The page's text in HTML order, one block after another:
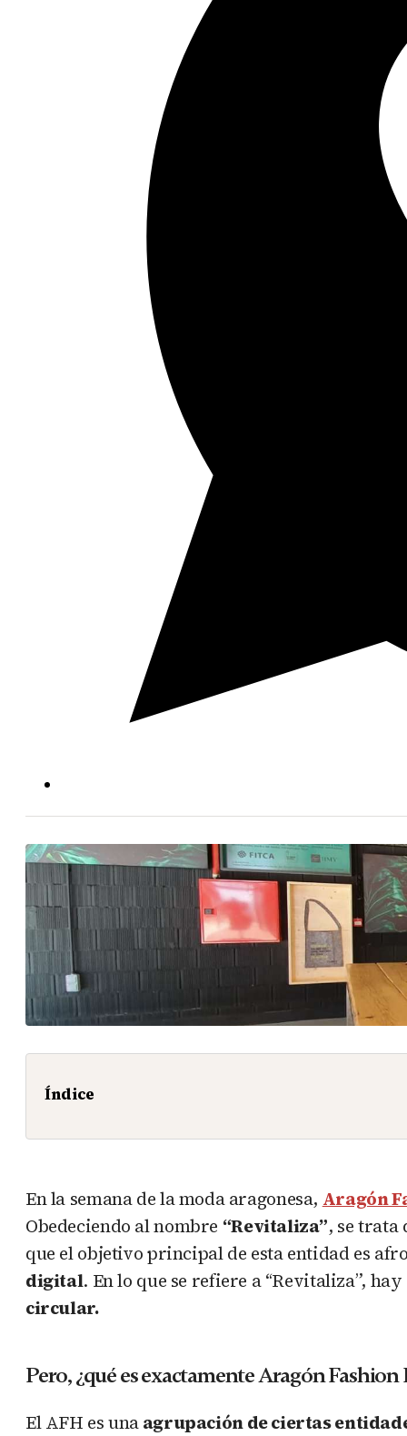
Índice
En la semana de la moda aragonesa, Aragón
Obedeciendo al nombre “Revitaliza”, se trata
que el objetivo principal de esta entidad es
digital. En lo que se refiere a “Revitaliza”,
circular.
Pero, ¿qué es exactamente Aragón Fashion
El AFH es unaagrupación de ciertas